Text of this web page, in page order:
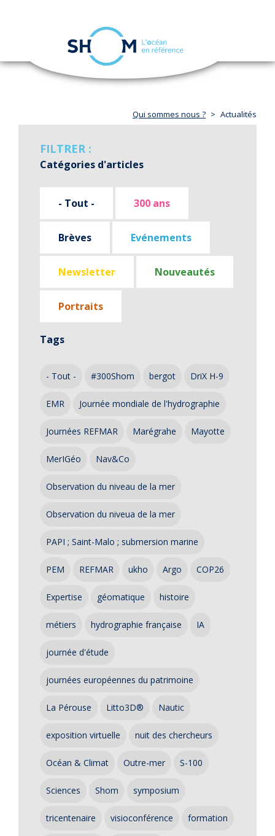
Aller
navigation
Qui sommes nous ? Actualités
FILTRER :
Catégories d'articles
- Tout - 300 ans
Brèves Evénements
Newsletter Nouveautés
Portraits
Tags
- Tout - #300Shom bergot DriX H-9
EMR Journée mondiale de l'hydrographie
Journées REFMAR Marégrahe Mayotte
MerIGéo Nav&Co
Observation du niveau de la mer
Observation du niveua de la mer
PAPI ; Saint-Malo ; submersion marine
PEM REFMAR ukho Argo COP26
Expertise géomatique histoire
métiers hydrographie française IA
journée d'étude
journées européennes du patrimoine
La Pérouse Litto3D® Nautic
exposition virtuelle nuit des chercheurs
Océan & Climat Outre-mer S-100
Sciences Shom symposium
tricentenaire visioconférence formation